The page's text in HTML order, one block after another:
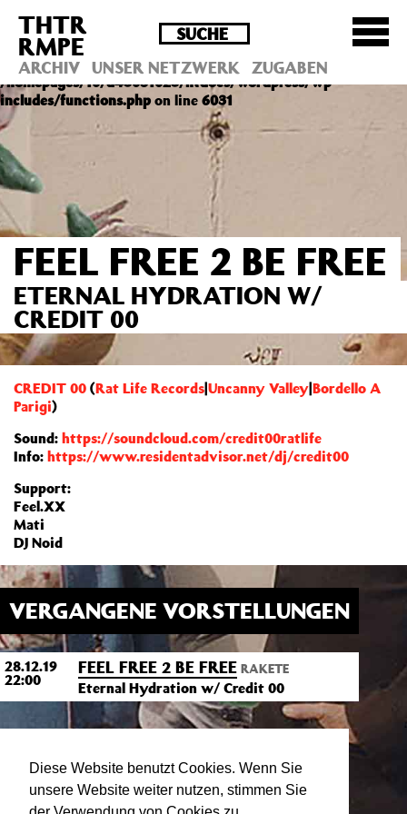
Diese Website benutzt Cookies. Wenn Sie
unsere Website weiter nutzen, stimmen Sie
Deprecated : Die Funktion post_permalink ist seit
Version 4.4.0 veraltet! Verwende stattdessen
get_permalink(). in
/homepages/10/d43051023/htdocs/wordpress/wp-
includes/functions.phpon line 6031
THTR
RMPE
ARCHIV UNSER NETZWERK ZUGABEN
FEEL FREE 2 BE FREE
ETERNAL HYDRATION W/
CREDIT 00
CREDIT 00 (Rat Life Records|Uncanny Valley|Bordello A
Parigi)
Sound: https://soundcloud.com/credit00ratlife
Info: https://www.residentadvisor.net/dj/credit00
Support:
Feel.XX
Mati
DJ Noid
VERGANGENE VORSTELLUNGEN
28.12.19
22:00
FEEL FREE 2 BE FREE RAKETE
Eternal Hydration w/ Credit 00